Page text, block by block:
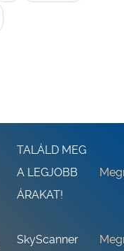
TALÁLD MEG
A LEGJOBB
ÁRAKAT!
SkyScanner